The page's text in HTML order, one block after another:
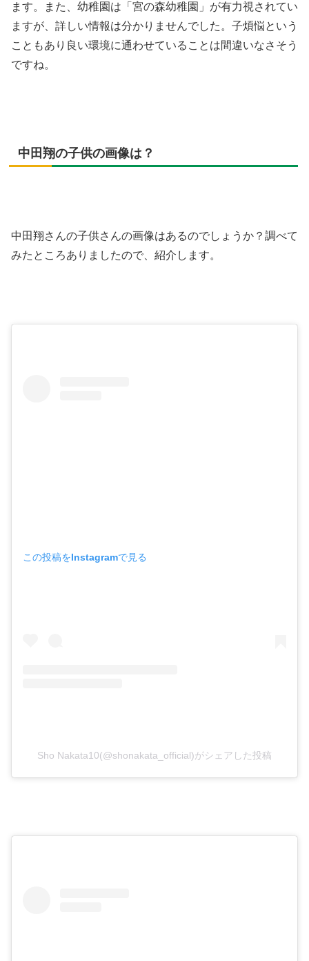
ます。また、幼稚園は「宮の森幼稚園」が有力視されてい
ますが、詳しい情報は分かりませんでした。子煩悩という
こともあり良い環境に通わせていることは間違いなさそう
ですね。
中田翔の子供の画像は？
中田翔さんの子供さんの画像はあるのでしょうか？調べて
みたところありましたので、紹介します。
この投稿をInstagramで見る
Sho Nakata10(@shonakata_official)がシェアした投稿